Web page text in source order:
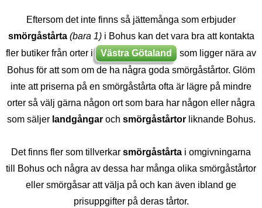
Eftersom det inte finns så jättemånga som erbjuder
smörgåstårta (bara 1)i Bohus kan det vara bra att kontakta
fler butiker från orter i
Västra Götaland
som ligger nära av
Bohus för att som om de ha några goda smörgåstårtor. Glöm
inte att priserna på en smörgåstårta ofta är lägre på mindre
orter så välj gärna någon ort som bara har någon eller några
som säljer landgångaroch smörgåstårtorliknande Bohus.
Det finns fler som tillverkar smörgåstårta i omgivningarna
till Bohus och några av dessa har många olika smörgåstårtor
eller smörgåsar att välja på och kan även ibland ge
prisuppgifter på deras tårtor.